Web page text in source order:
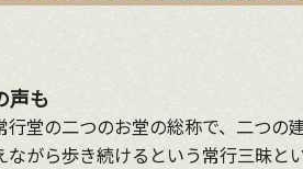
声も
行堂の二つのお堂の総称で、二つ
ながら歩き続けるという常行三昧